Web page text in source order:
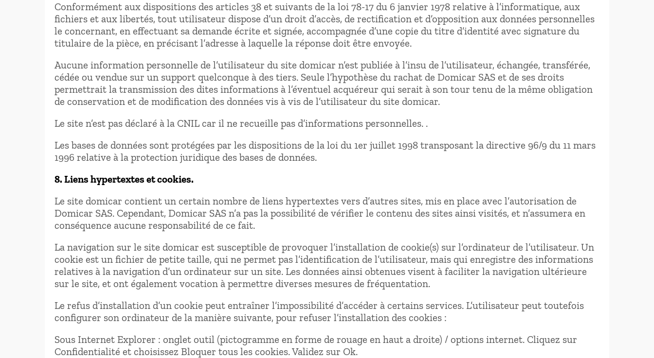
Conformément aux dispositions des articles 38 et suivants de la loi 78-17 du 6 janvier 1978 relative à l’informatique, aux
fichiers et aux libertés, tout utilisateur dispose d’un droit d’accès, de rectification et d’opposition aux données personnelles
le concernant, en effectuant sa demande écrite et signée, accompagnée d’une copie du titre d’identité avec signature du
titulaire de la pièce, en précisant l’adresse à laquelle la réponse doit être envoyée.
Aucune information personnelle de l’utilisateur du site domicar n’est publiée à l’insu de l’utilisateur, échangée, transférée,
cédée ou vendue sur un support quelconque à des tiers. Seule l’hypothèse du rachat de Domicar SAS et de ses droits
permettrait la transmission des dites informations à l’éventuel acquéreur qui serait à son tour tenu de la même obligation
de conservation et de modification des données vis à vis de l’utilisateur du site domicar.
Le site n’est pas déclaré à la CNIL car il ne recueille pas d’informations personnelles. .
Les bases de données sont protégées par les dispositions de la loi du 1er juillet 1998 transposant la directive 96/9 du 11 mars
1996 relative à la protection juridique des bases de données.
8. Liens hypertextes et cookies.
Le site domicar contient un certain nombre de liens hypertextes vers d’autres sites, mis en place avec l’autorisation de
Domicar SAS. Cependant, Domicar SAS n’a pas la possibilité de vérifier le contenu des sites ainsi visités, et n’assumera en
conséquence aucune responsabilité de ce fait.
La navigation sur le site domicar est susceptible de provoquer l’installation de cookie(s) sur l’ordinateur de l’utilisateur. Un
cookie est un fichier de petite taille, qui ne permet pas l’identification de l’utilisateur, mais qui enregistre des informations
relatives à la navigation d’un ordinateur sur un site. Les données ainsi obtenues visent à faciliter la navigation ultérieure
sur le site, et ont également vocation à permettre diverses mesures de fréquentation.
Le refus d’installation d’un cookie peut entraîner l’impossibilité d’accéder à certains services. L’utilisateur peut toutefois
configurer son ordinateur de la manière suivante, pour refuser l’installation des cookies :
Sous Internet Explorer : onglet outil (pictogramme en forme de rouage en haut a droite) / options internet. Cliquez sur
Confidentialité et choisissez Bloquer tous les cookies. Validez sur Ok.